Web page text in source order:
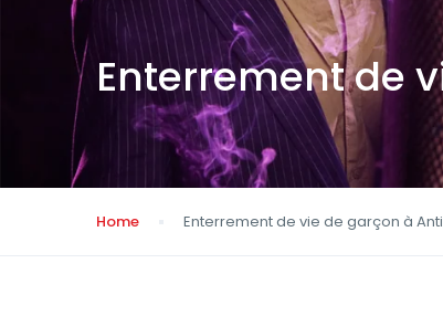
Enterrement de
Home Enterrement de vie de garçon à